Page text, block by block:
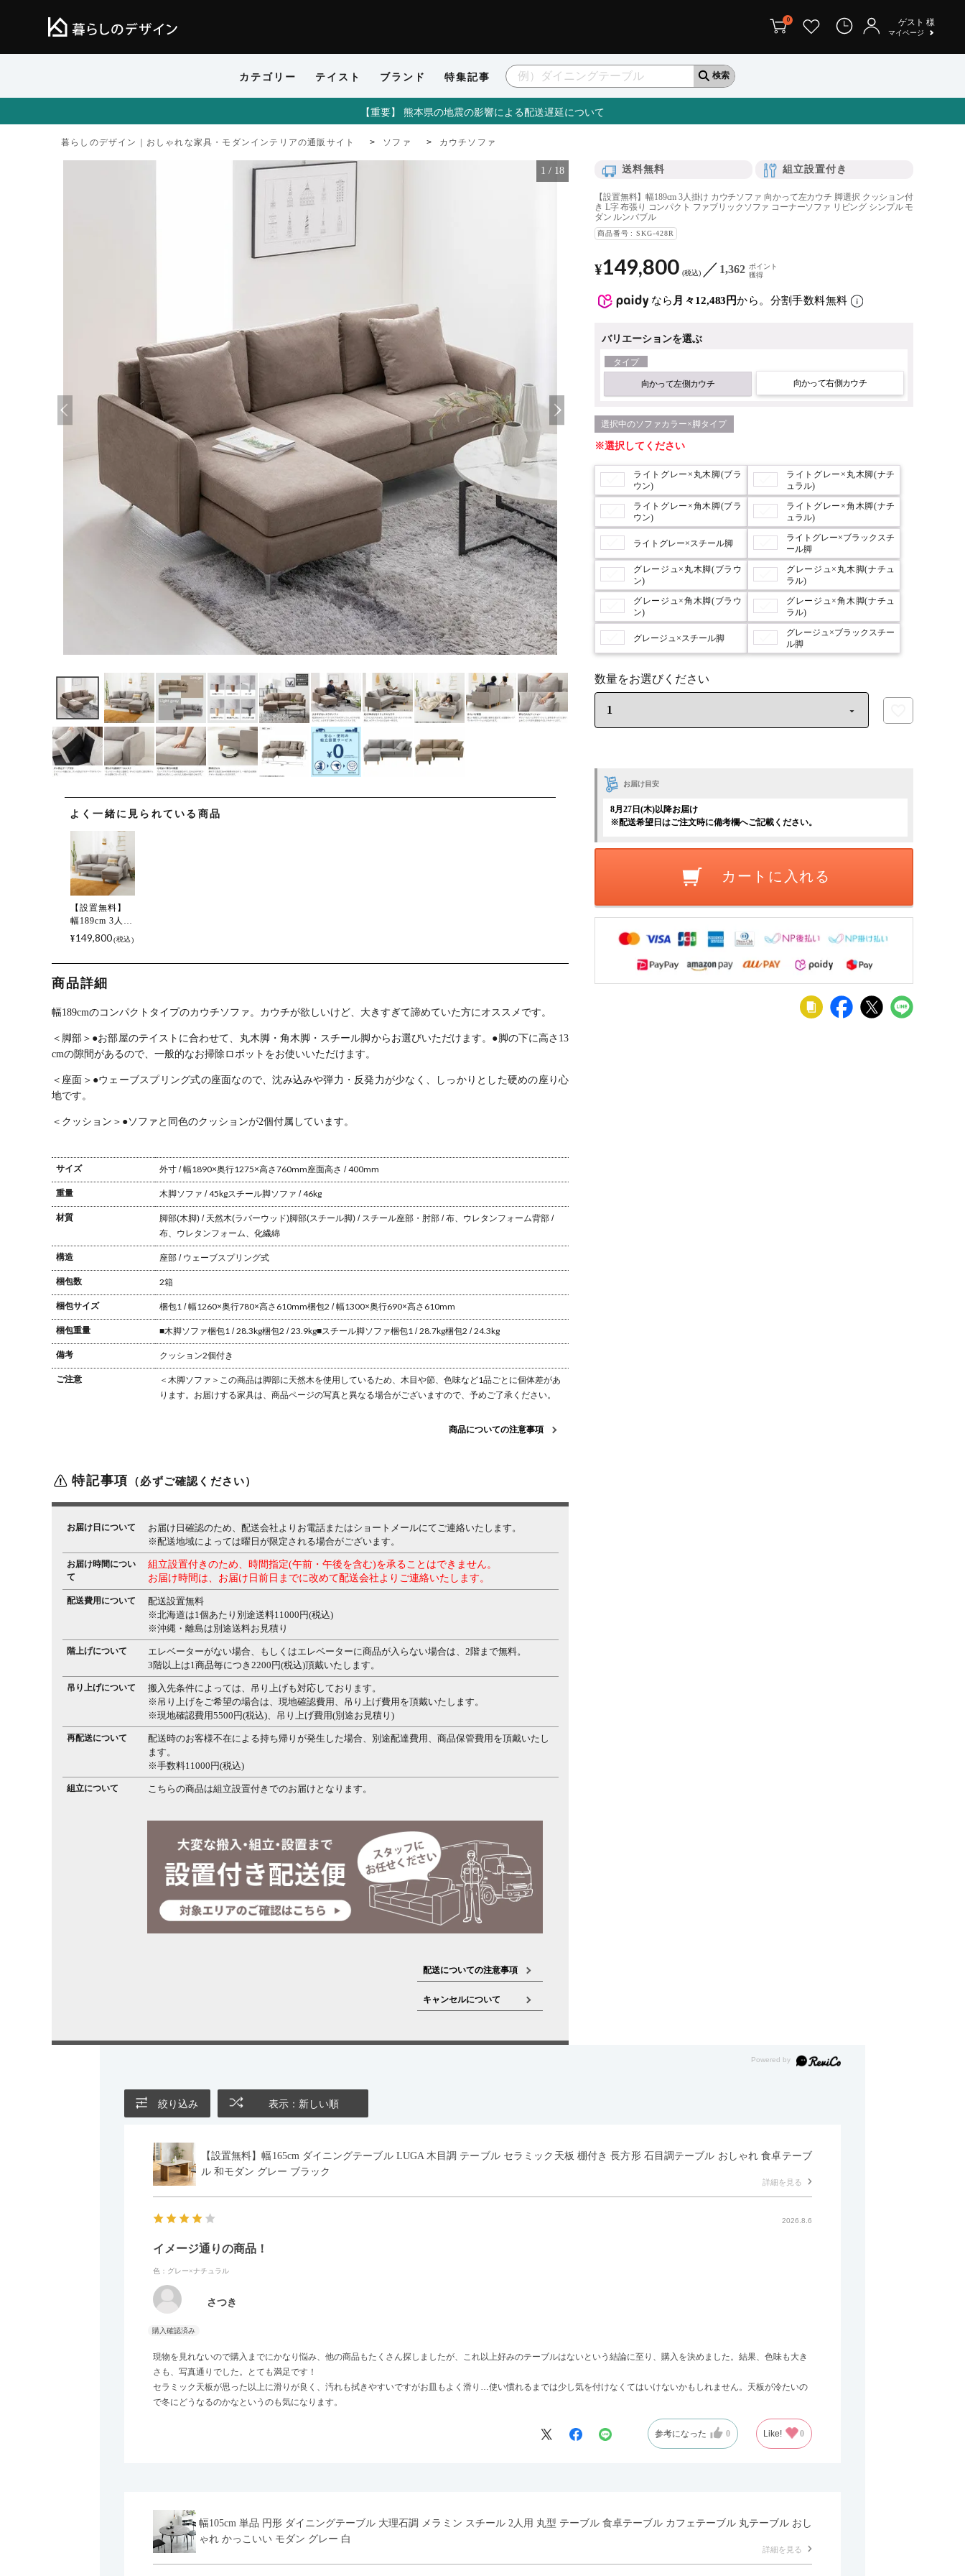
カテゴリー テイスト ブランド 特集記事
0 ゲスト 様
マイページ
【重要】 熊本県の地震の影響による配送遅延について
暮らしのデザイン｜おしゃれな家具・モダンインテリアの通販サイト ソファ カウチソファ
1 / 18
よく一緒に見られている商品
【設置無料】
幅189cm 3人掛
け カウチソフ
ァ 向かって右
き L字 布張り
ァブリックソ
ソファ リビン
グ シンプル モ
ル
¥149,800 税込
商品詳細
幅189cmのコンパクトタイプのカウチソファ。 カウチが欲しいけど、大きすぎて諦めていた方にオススメです。
＜脚部＞ ●お部屋のテイストに合わせて、丸木脚・角木脚・スチール脚からお選びいただけます。 ●脚の下に高さ13
cmの隙間があるので、一般的なお掃除ロボットをお使いいただけます。
＜座面＞ ●ウェーブスプリング式の座面なので、沈み込みや弾力・反発力が少なく、しっかりとした硬めの座り心
地です。
＜クッション＞ ●ソファと同色のクッションが2個付属しています。
サイズ 外寸 / 幅1890×奥行1275×高さ760mm座面高さ / 400mm
重量 木脚ソファ / 45kgスチール脚ソファ / 46kg
材質 脚部(木脚) / 天然木(ラバーウッド)脚部(スチール脚) / スチール座部・肘部 / 布、ウレタンフォーム背部 /
布、ウレタンフォーム、化繊綿
構造 座部 / ウェーブスプリング式
梱包数 2箱
梱包サイズ 梱包1 / 幅1260×奥行780×高さ610mm梱包2 / 幅1300×奥行690×高さ610mm
梱包重量 ■木脚ソファ梱包1 / 28.3kg梱包2 / 23.9kg■スチール脚ソファ梱包1 / 28.7kg梱包2 / 24.3kg
備考 クッション2個付き
ご注意 ＜木脚ソファ＞ この商品は脚部に天然木を使用しているため、木目や節、色味など1品ごとに個体差があ
ります。 お届けする家具は、商品ページの写真と異なる場合がございますので、予めご了承ください。
商品についての注意事項
特記事項 （必ずご確認ください）
お届け日について
お届け日確認のため、配送会社よりお電話またはショートメールにてご連絡いたします。
※配送地域によっては曜日が限定される場合がございます。
お届け時間につい
て
組立設置付きのため、時間指定(午前・午後を含む)を承ることはできません。
お届け時間は、お届け日前日までに改めて配送会社よりご連絡いたします。
配送費用について
配送設置無料
※北海道は1個あたり別途送料11000円(税込)
※沖縄・離島は別途送料お見積り
階上げについて
エレベーターがない場合、もしくはエレベーターに商品が入らない場合は、2階まで無料。
3階以上は1商品毎につき2200円(税込)頂戴いたします。
吊り上げについて
搬入先条件によっては、吊り上げも対応しております。
※吊り上げをご希望の場合は、現地確認費用、吊り上げ費用を頂戴いたします。
※現地確認費用5500円(税込)、吊り上げ費用(別途お見積り)
再配送について
配送時のお客様不在による持ち帰りが発生した場合、別途配達費用、商品保管費用を頂戴いたし
ます。
※手数料11000円(税込)
組立について こちらの商品は組立設置付きでのお届けとなります。
配送についての注意事項
キャンセルについて
送料無料 組立設置付き
【設置無料】幅189cm 3人掛け カウチソファ 向かって左カウチ 脚選択 クッション付
き L字 布張り コンパクト ファブリックソファ コーナーソファ リビング シンプル モ
ダン ルンバブル
商品番号 SKG-428R
なら 月々12,483円から。分割手数料無料
¥149,800 税込 1,362 ポイント
獲得
バリエーションを選ぶ
タイプ
向かって左側カウチ 向かって右側カウチ
お届け目安
8月27日(木)以降お届け
※配送希望日はご注文時に備考欄へご記載ください。
ソファカラー×脚タイプ
選択してください
ライトグレー×丸木脚(ブラ
ウン)
ライトグレー×丸木脚(ナチ
ュラル)
ライトグレー×角木脚(ブラ
ウン)
ライトグレー×角木脚(ナチ
ュラル)
ライトグレー×スチール脚
ライトグレー×ブラックスチ
ール脚
グレージュ×丸木脚(ブラウ
ン)
グレージュ×丸木脚(ナチュ
ラル)
グレージュ×角木脚(ブラウ
ン)
グレージュ×角木脚(ナチュ
ラル)
グレージュ×スチール脚
グレージュ×ブラックスチー
ル脚
カートに入れる
絞り込み 表示：新しい順
【設置無料】幅165cm ダイニングテーブル LUGA 木目調 テーブル セラミック天板 棚付き 長方形 石目調テーブル おしゃれ 食卓テーブ
ル 和モダン グレー ブラック
詳細を見る
2026.8.6
イメージ通りの商品！
色：グレー×ナチュラル
さつき
現物を見れないので購入までにかなり悩み、他の商品もたくさん探しましたが、これ以上好みのテーブルはないという結論に至り、購入を決めました。結果、色味も大き
さも、写真通りでした。とても満足です！
セラミック天板が思った以上に滑りが良く、汚れも拭きやすいですがお皿もよく滑り…使い慣れるまでは少し気を付けなくてはいけないかもしれません。天板が冷たいの
で冬にどうなるのかなというのも気になります。
参考になった 0 Like! 0
幅105cm 単品 円形 ダイニングテーブル 大理石調 メラミン スチール 2人用 丸型 テーブル 食卓テーブル カフェテーブル 丸テーブル おし
ゃれ かっこいい モダン グレー 白
詳細を見る